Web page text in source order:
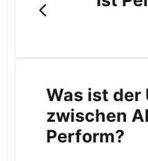
Was ist der
zwischen
Perform?